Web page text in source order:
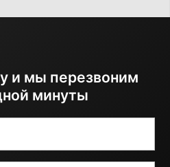
и мы перезвоним
минуты